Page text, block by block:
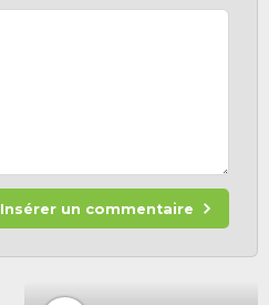
Insérer un commentaire